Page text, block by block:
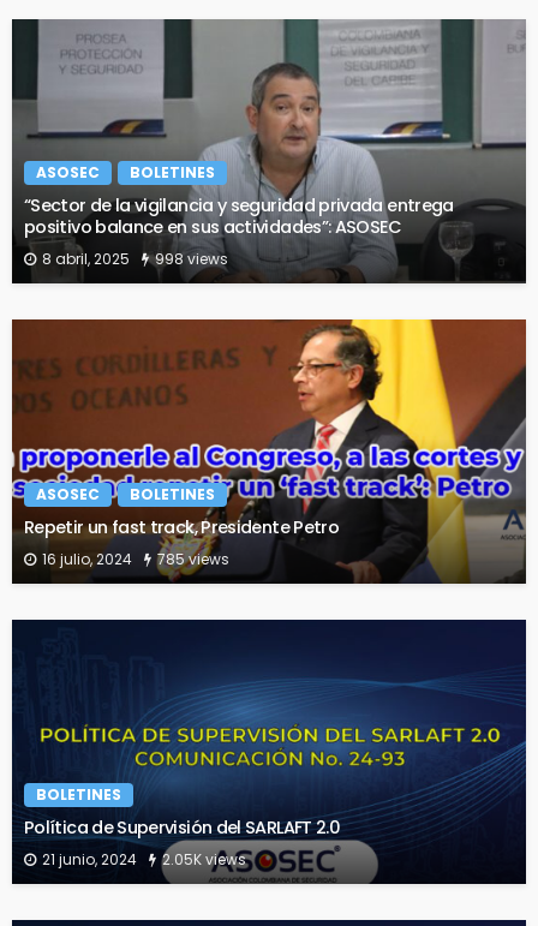
ASOSEC BOLETINES
“Sector de la vigilancia y seguridad privada entrega
positivo balance en sus actividades”: ASOSEC
8 abril, 2025 998 views
ASOSEC BOLETINES
Repetir un fast track, Presidente Petro
16 julio, 2024 785 views
BOLETINES
Política de Supervisión del SARLAFT 2.0
21 junio, 2024 2.05K views